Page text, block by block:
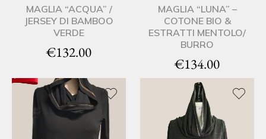
MAGLIA “ACQUA” /
JERSEY DI BAMBOO
VERDE
€132.00
MAGLIA “LUNA” –
COTONE BIO &
ESTRATTI MENTOLO/
BURRO
€134.00